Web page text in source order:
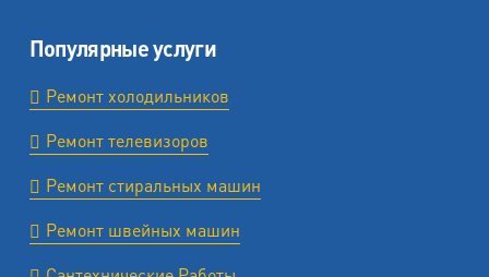
Популярные услуги
Ремонт холодильников
Ремонт телевизоров
Ремонт стиральных машин
Ремонт швейных машин